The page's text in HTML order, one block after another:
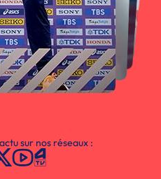
sur nos réseaux :